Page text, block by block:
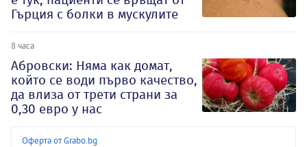
Гърция с болки в мускулите
8 часа
Абровски: Няма как домат,
който се води първо качество,
да влиза от трети страни за
0,30 евро у нас
Оферта от Grabo.bg